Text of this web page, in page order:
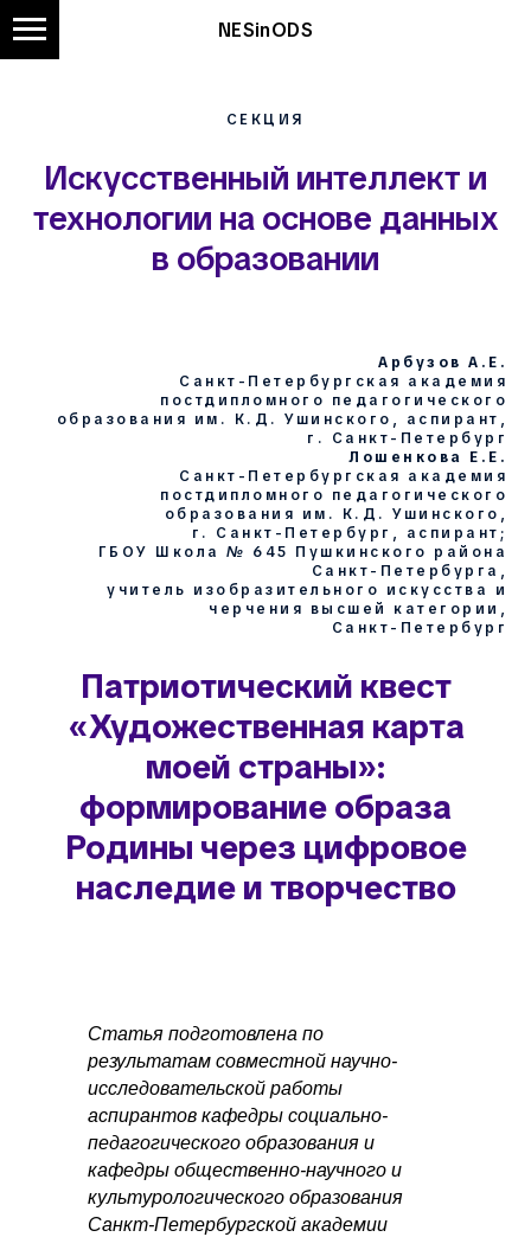
NESinODS
СЕКЦИЯ
Искусственный интеллект и
технологии на основе данных
в образовании
Арбузов А.Е.
Санкт-Петербургская академия
постдипломного педагогического
образования им. К.Д. Ушинского, аспирант,
г. Санкт-Петербург
Лошенкова Е.Е.
Санкт-Петербургская академия
постдипломного педагогического
образования им. К.Д. Ушинского,
г. Санкт-Петербург, аспирант;
ГБОУ Школа № 645 Пушкинского района
Санкт-Петербурга,
учитель изобразительного искусства и
черчения высшей категории,
Санкт-Петербург
Патриотический квест
«Художественная карта
моей страны»:
формирование образа
Родины через цифровое
наследие и творчество
Статья подготовлена по
результатам совместной научно-
исследовательской работы
аспирантов кафедры социально-
педагогического образования и
кафедры общественно-научного и
культурологического образования
Санкт-Петербургской академии